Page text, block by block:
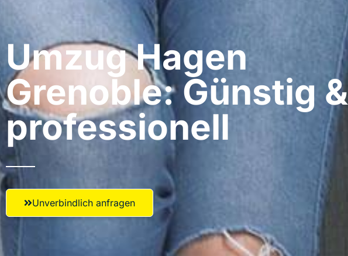
Umzug Hagen​
Grenoble: Günstig &
professionell​
Unverbindlich anfragen